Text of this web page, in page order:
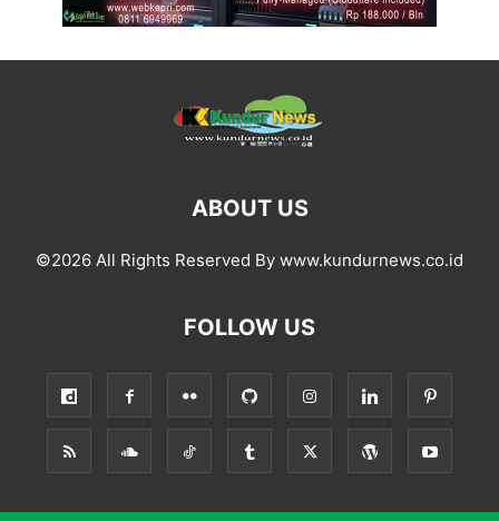
ABOUT US
©2026 All Rights Reserved By www.kundurnews.co.id
FOLLOW US